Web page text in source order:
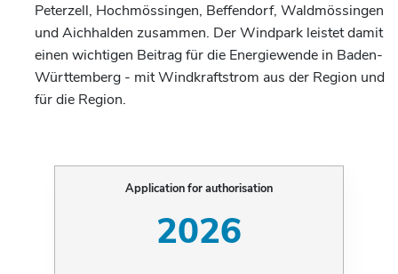
Peterzell, Hochmössingen, Beffendorf, Waldmössingen
und Aichhalden zusammen. Der Windpark leistet damit
einen wichtigen Beitrag für die Energiewende in Baden-
Württemberg - mit Windkraftstrom aus der Region und
für die Region.
Application for authorisation
2026